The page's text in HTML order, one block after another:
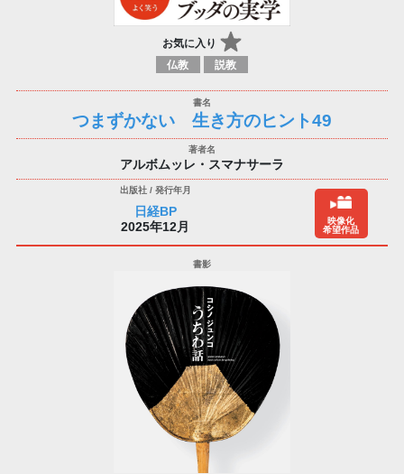
お気に入り
仏教 説教
つまずかない 生き方のヒント49
アルボムッレ・スマナサーラ
日経BP
2025年12月
映像化
希望作品